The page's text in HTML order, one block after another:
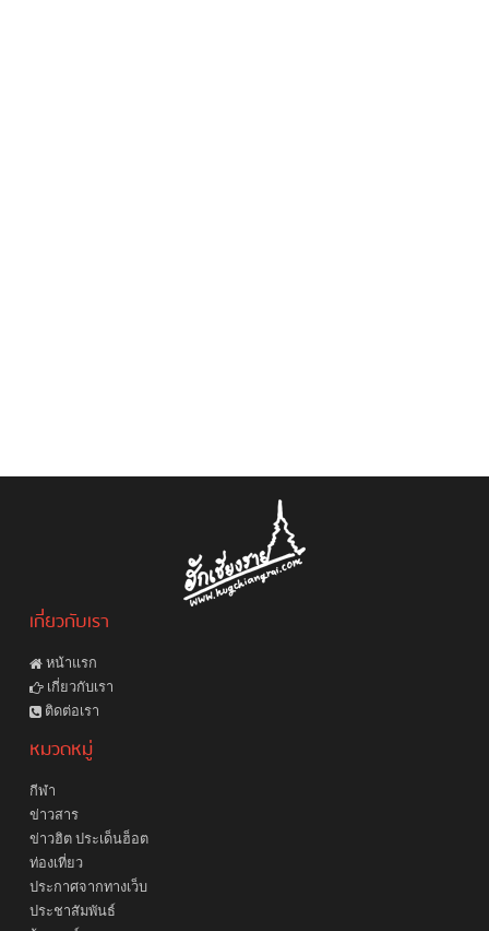
เกี่ยวกับเรา
หน้าแรก
เกี่ยวกับเรา
ติดต่อเรา
หมวดหมู่
กีฬา
ข่าวสาร
ข่าวฮิต ประเด็นฮ็อต
ท่องเที่ยว
ประกาศจากทางเว็บ
ประชาสัมพันธ์